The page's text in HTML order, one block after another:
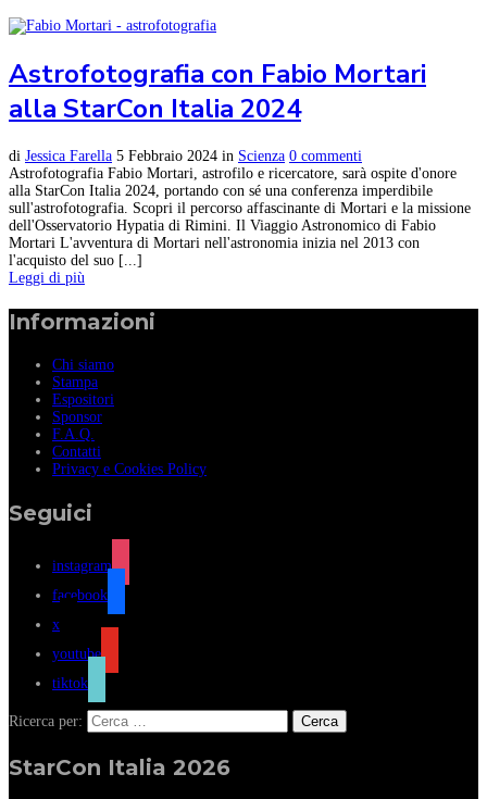
Astrofotografia con Fabio Mortari
alla StarCon Italia 2024
di Jessica Farella 5 Febbraio 2024 in Scienza 0 commenti
Astrofotografia Fabio Mortari, astrofilo e ricercatore, sarà ospite d'onore
alla StarCon Italia 2024, portando con sé una conferenza imperdibile
sull'astrofotografia. Scopri il percorso affascinante di Mortari e la missione
dell'Osservatorio Hypatia di Rimini. Il Viaggio Astronomico di Fabio
Mortari L'avventura di Mortari nell'astronomia inizia nel 2013 con
l'acquisto del suo [...]
Leggi di più
Informazioni
Chi siamo
Stampa
Espositori
Sponsor
F.A.Q.
Contatti
Privacy e Cookies Policy
Seguici
instagram
facebook
x
youtube
tiktok
Ricerca per:
StarCon Italia 2026